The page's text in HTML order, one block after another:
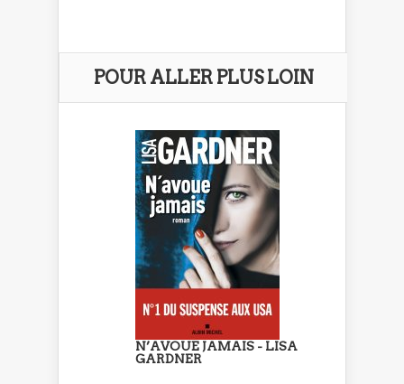
POUR ALLER PLUS LOIN
N’AVOUE JAMAIS - LISA
GARDNER